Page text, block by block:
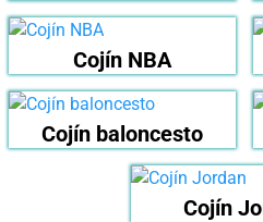
Cojín NBA
Cojín baloncesto
Cojín